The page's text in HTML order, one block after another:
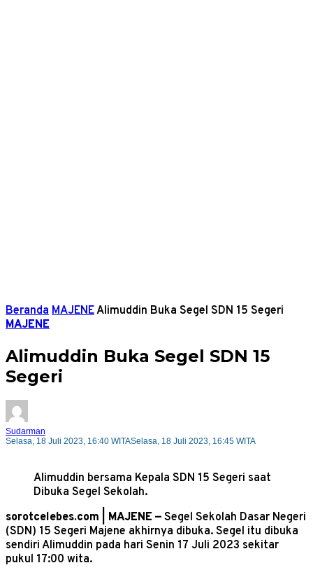
Beranda MAJENEAlimuddin Buka Segel SDN 15 Segeri
MAJENE
Alimuddin Buka Segel SDN 15
Segeri
Sudarman
Selasa, 18 Juli 2023, 16:40 WITASelasa, 18 Juli 2023, 16:45 WITA
Alimuddin bersama Kepala SDN 15 Segeri saat
Dibuka Segel Sekolah.
sorotcelebes.com | MAJENE — Segel Sekolah Dasar Negeri
(SDN) 15 Segeri Majene akhirnya dibuka. Segel itu dibuka
sendiri Alimuddin pada hari Senin 17 Juli 2023 sekitar
pukul 17:00 wita.